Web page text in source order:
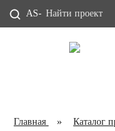
AS-
Главная Каталог